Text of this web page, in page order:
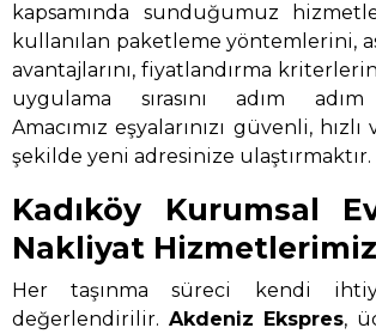
kapsamında sunduğumuz
kullanılan paketleme yöntemlerini,
avantajlarını, fiyatlandırma
uygulama sırasını adım
Amacımız eşyalarınızı güvenli,
şekilde yeni adresinize ulaştırmaktır.
Kadıköy Kurumsal
Nakliyat Hizmetlerimiz
Her taşınma süreci kendi
değerlendirilir. Akdeniz Ekspres,